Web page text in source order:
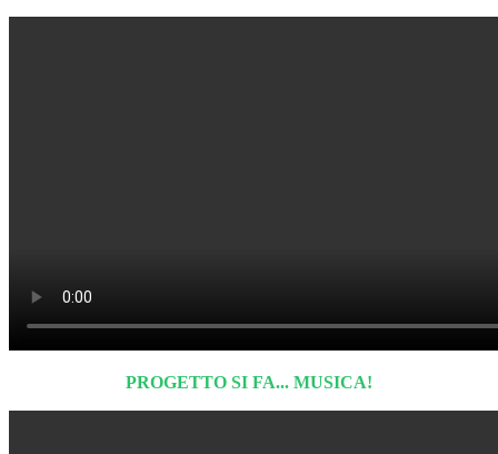
PROGETTO SI FA... MUSICA!